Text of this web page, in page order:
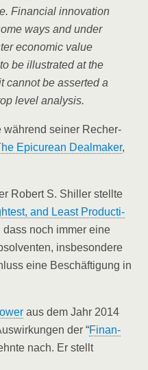
Finan­cial inno­va­ti­on
ways and under
eco­no­mic value
be illus­tra­ted at the
can­not be asser­ted a
level analysis.
wäh­rend sei­ner Recher­
Epi­cu­re­an Deal­ma­ker,
Robert S. Shil­ler stell­te
and Least Pro­duc­ti­
noch immer eine
ins­be­son­de­re
eine Beschäf­ti­gung in
aus dem Jahr 2014
der “Finan­
nach. Er stellt